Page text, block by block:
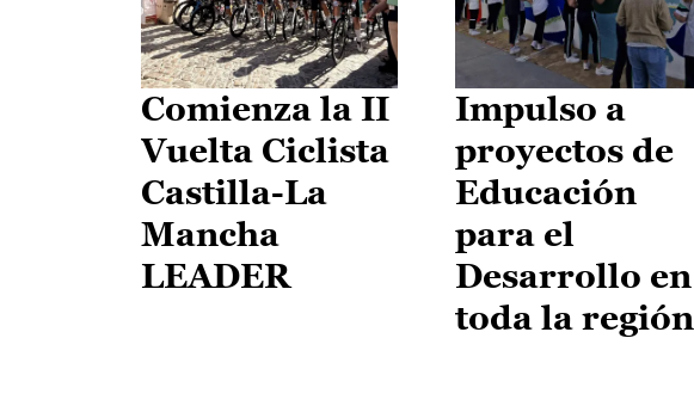
Comienza la II
Vuelta Ciclista
Castilla-La
Mancha
LEADER
Impulso a
proyectos de
Educación
para el
Desarrollo en
toda la región